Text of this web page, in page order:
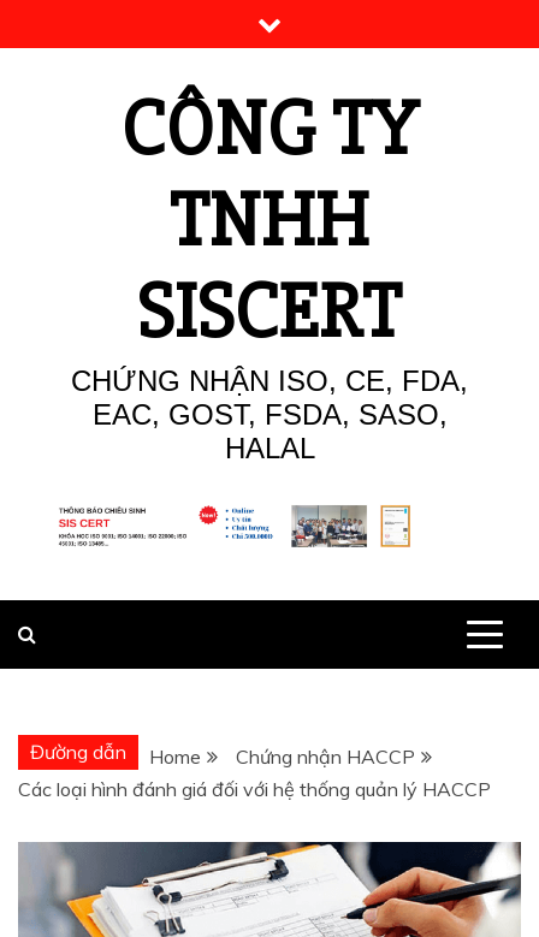
to
CÔNG TY
TNHH
SISCERT
CHỨNG NHẬN ISO, CE, FDA,
EAC, GOST, FSDA, SASO,
HALAL
Đường dẫn Home
Chứng nhận HACCP
Các loại hình đánh giá đối với hệ thống quản lý HACCP